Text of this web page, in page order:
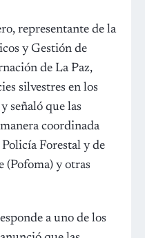
representante de la
y Gestión de
de La Paz,
silvestres en los
señaló que las
coordinada
Forestal y de
y otras
a uno de los